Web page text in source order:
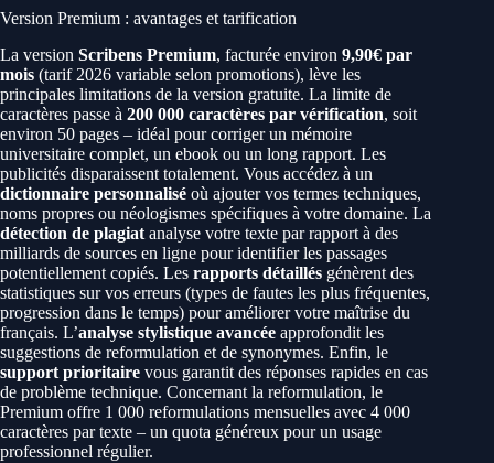
Version Premium : avantages et tarification
La version Scribens Premium, facturée environ 9,90€ par
mois (tarif 2026 variable selon promotions), lève les
principales limitations de la version gratuite. La limite de
caractères passe à 200 000 caractères par vérification, soit
environ 50 pages – idéal pour corriger un mémoire
universitaire complet, un ebook ou un long rapport. Les
publicités disparaissent totalement. Vous accédez à un
dictionnaire personnalisé où ajouter vos termes techniques,
noms propres ou néologismes spécifiques à votre domaine. La
détection de plagiat analyse votre texte par rapport à des
milliards de sources en ligne pour identifier les passages
potentiellement copiés. Les rapports détaillés génèrent des
statistiques sur vos erreurs (types de fautes les plus fréquentes,
progression dans le temps) pour améliorer votre maîtrise du
français. L’analyse stylistique avancée approfondit les
suggestions de reformulation et de synonymes. Enfin, le
support prioritaire vous garantit des réponses rapides en cas
de problème technique. Concernant la reformulation, le
Premium offre 1 000 reformulations mensuelles avec 4 000
caractères par texte – un quota généreux pour un usage
professionnel régulier.